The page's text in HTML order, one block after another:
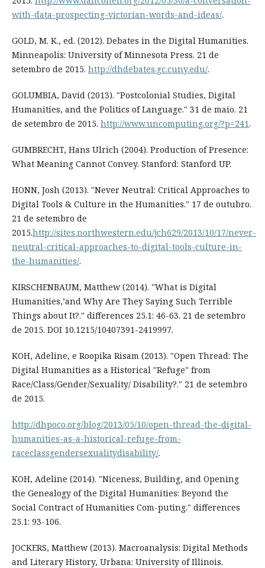
with-data-prospecting-victorian-words-and-ideas/.
GOLD, M. K., ed. (2012). Debates in the Digital Humanities.
Minneapolis: University of Minnesota Press. 21 de
setembro de 2015. http://dhdebates.gc.cuny.edu/.
GOLUMBIA, David (2013). "Postcolonial Studies, Digital
Humanities, and the Politics of Language." 31 de maio. 21
de setembro de 2015. http://www.uncomputing.org/?p=241.
GUMBRECHT, Hans Ulrich (2004). Production of Presence:
What Meaning Cannot Convey. Stanford: Stanford UP.
HONN, Josh (2013). "Never Neutral: Critical Approaches to
Digital Tools & Culture in the Humanities." 17 de outubro.
21 de setembro de
2015.http://sites.northwestern.edu/jch629/2013/10/17/never-
neutral-critical-approaches-to-digital-tools-culture-in-
the-humanities/.
KIRSCHENBAUM, Matthew (2014). "What is Digital
Humanities,’and Why Are They Saying Such Terrible
Things about It?." differences 25.1: 46-63. 21 de setembro
de 2015. DOI 10.1215/10407391-2419997.
KOH, Adeline, e Roopika Risam (2013). "Open Thread: The
Digital Humanities as a Historical "Refuge" from
Race/Class/Gender/Sexuality/ Disability?." 21 de setembro
de 2015.
http://dhpoco.org/blog/2013/05/10/open-thread-the-digital-
humanities-as-a-historical-refuge-from-
raceclassgendersexualitydisability/.
KOH, Adeline (2014). "Niceness, Building, and Opening
the Genealogy of the Digital Humanities: Beyond the
Social Contract of Humanities Com-puting." differences
25.1: 93-106.
JOCKERS, Matthew (2013). Macroanalysis: Digital Methods
and Literary History, Urbana: University of Illinois.